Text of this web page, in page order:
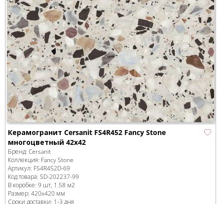
Керамогранит Cersanit FS4R452 Fancy Stone
многоцветный 42x42
Бренд: Cersanit
Коллекция: Fancy Stone
Артикул: FS4R452D-69
Код товара: SD-202237-99
В коробке: 9 шт, 1.58 м2
Размер: 420x420 мм
Сроки доставки: 1-3 дня